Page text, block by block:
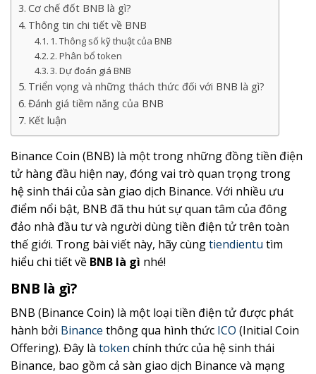
Cơ chế đốt BNB là gì?
Thông tin chi tiết về BNB
1. Thông số kỹ thuật của BNB
2. Phân bổ token
3. Dự đoán giá BNB
Triển vọng và những thách thức đối với BNB là gì?
Đánh giá tiềm năng của BNB
Kết luận
Binance Coin (BNB) là một trong những đồng tiền điện
tử hàng đầu hiện nay, đóng vai trò quan trọng trong
hệ sinh thái của sàn giao dịch Binance. Với nhiều ưu
điểm nổi bật, BNB đã thu hút sự quan tâm của đông
đảo nhà đầu tư và người dùng tiền điện tử trên toàn
thế giới. Trong bài viết này, hãy cùngtiendientu tìm
hiểu chi tiết về BNB là gì nhé!
BNB là gì?
BNB (Binance Coin) là một loại tiền điện tử được phát
hành bởi Binance thông qua hình thức ICO (Initial Coin
Offering). Đây là token chính thức của hệ sinh thái
Binance, bao gồm cả sàn giao dịch Binance và mạng